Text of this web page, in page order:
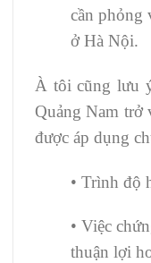
cần phỏng
ở Hà Nội.
À tôi cũng lưu
Quảng Nam trở
được áp dụng
• Trình độ
• Việc
thuận lợi